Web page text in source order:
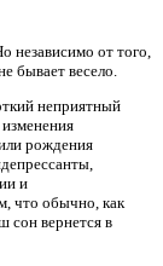
независимо от того,
бывает весело.
неприятный
рождения
и
что обычно, как
сон вернется в